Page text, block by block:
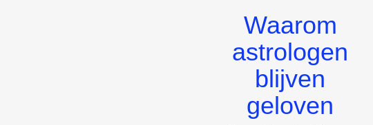
Waarom
astrologen
blijven
geloven